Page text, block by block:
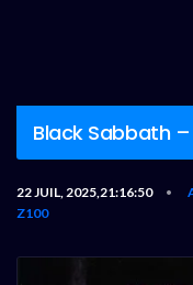
Black Sabbath
22 JUIL, 2025,21:16:50 •
Z100